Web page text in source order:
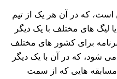
است، که در آن هر یک از تیم
لیگ های مختلف با یک دیگر
برای کشور های مختلف
شود، که در آن با یک دیگر
مسابقه هایی که از سمت